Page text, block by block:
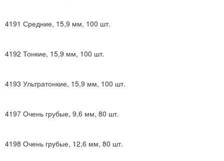
4191 Средние, 15,9 мм, 100 шт.
4192 Тонкие, 15,9 мм, 100 шт.
4193 Ультратонкие, 15,9 мм, 100 шт.
4197 Очень грубые, 9,6 мм, 80 шт.
4198 Очень грубые, 12,6 мм, 80 шт.